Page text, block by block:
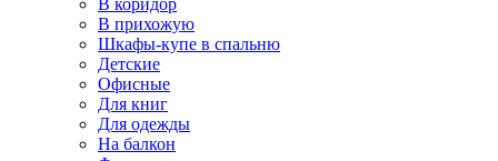
В коридор
В прихожую
Шкафы-купе в спальню
Детские
Офисные
Для книг
Для одежды
На балкон